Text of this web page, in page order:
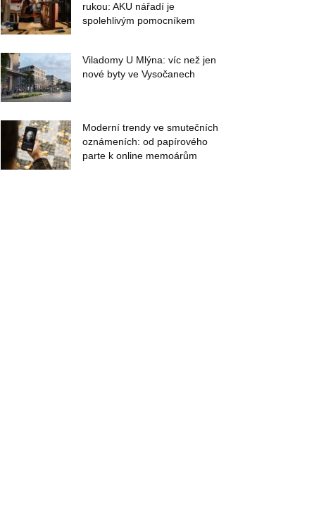
rukou: AKU nářadí je
spolehlivým pomocníkem
Viladomy U Mlýna: víc než jen
nové byty ve Vysočanech
Moderní trendy ve smutečních
oznámeních: od papírového
parte k online memoárům